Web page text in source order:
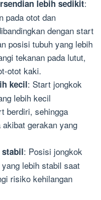
lebih sedikit:
pada otot dan
dengan start
posisi tubuh yang lebih
tekanan pada lutut,
otot kaki.
kecil: Start jongkok
lebih kecil
berdiri, sehingga
gerakan yang
: Posisi jongkok
lebih stabil saat
risiko kehilangan